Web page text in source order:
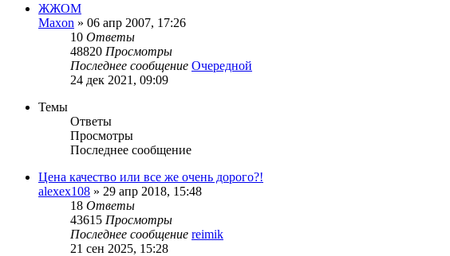
ЖЖОМ
Maxon » 06 апр 2007, 17:26
10 Ответы
48820 Просмотры
Последнее сообщение Очередной
24 дек 2021, 09:09
Темы
Ответы
Просмотры
Последнее сообщение
Цена качество или все же очень дорого?!
alexex108 » 29 апр 2018, 15:48
18 Ответы
43615 Просмотры
Последнее сообщение reimik
21 сен 2025, 15:28